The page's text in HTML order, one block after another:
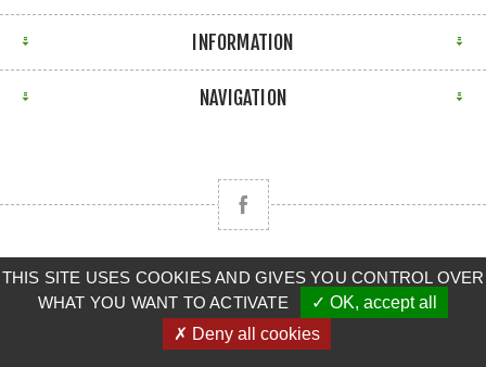
INFORMATION
NAVIGATION
Copyright © 2026 CLAAS BRETAGNE SUD. Tous droits
réservés.
Powered by nopCommerce
THIS SITE USES COOKIES AND GIVES YOU CONTROL OVER
WHAT YOU WANT TO ACTIVATE
✓ OK, accept all
✗ Deny all cookies